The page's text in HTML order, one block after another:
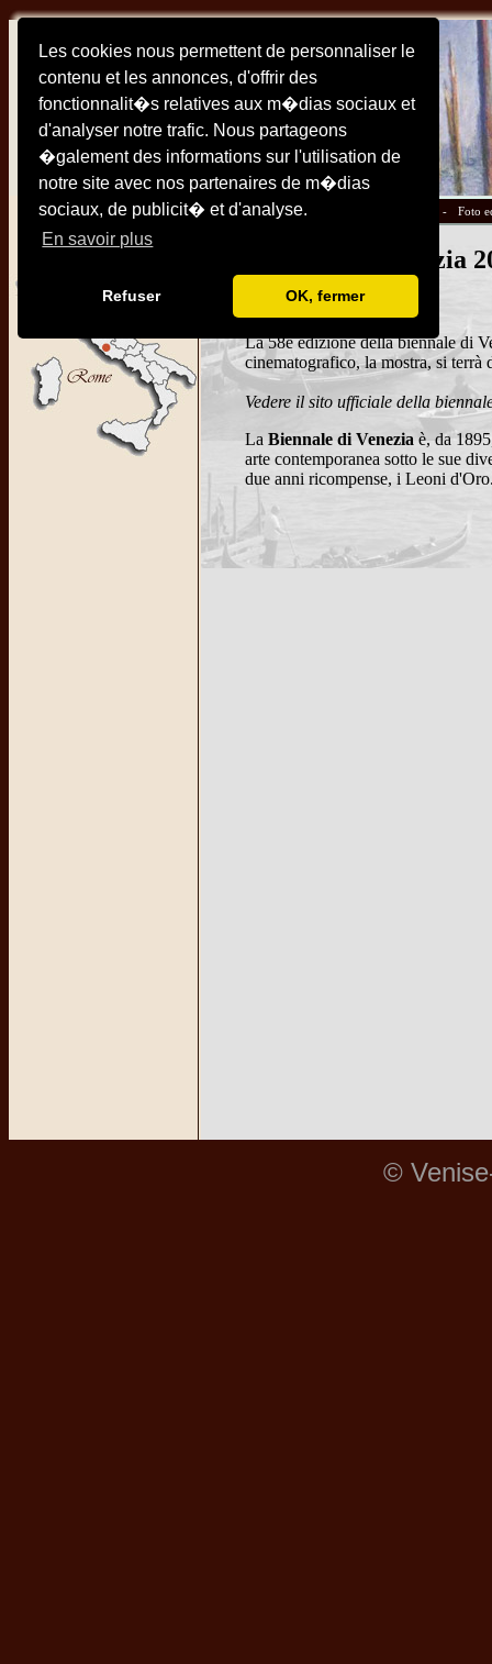
Les cookies nous permettent de personnaliser le
contenu et les annonces, d'offrir des
fonctionnalit�s relatives aux m�dias sociaux et
d'analyser notre trafic. Nous partageons
�galement des informations sur l'utilisation de
notre site avec nos partenaires de m�dias
sociaux, de publicit� et d'analyse.
En savoir plus
Refuser OK, fermer
Cartine - Monumenti - Pratica - Foto
Biennale di Venezia
maggio – novembre 2019
La 58e edizione della biennale di
cinematografico, la mostra, si terrà
Vedere il sito ufficiale della
La Biennale di Venezia è, da
arte contemporanea sotto le sue
due anni ricompense, i Leoni
©